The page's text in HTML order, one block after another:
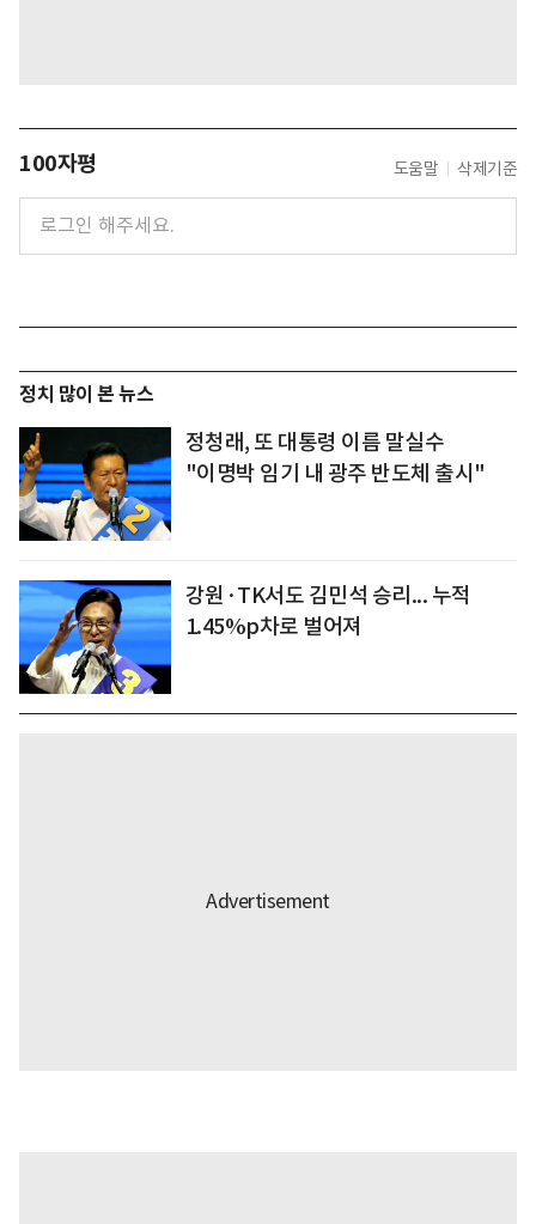
100자평 도움말 삭제기준
정치 많이 본 뉴스
정청래, 또 대통령 이름 말실수
"이명박 임기 내 광주 반도체 출시"
강원·TK서도 김민석 승리... 누적
1.45%p차로 벌어져